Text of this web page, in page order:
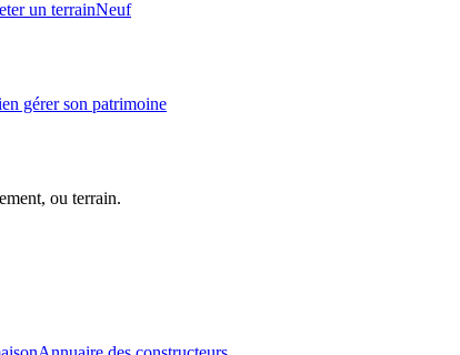
un terrainNeuf
gérer son patrimoine
ou terrain.